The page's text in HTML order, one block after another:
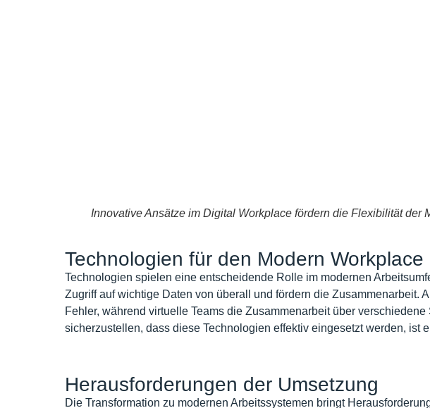
Innovative Ansätze im Digital Workplace fördern die Flexibilität der
Technologien für den Modern Workplace
Technologien spielen eine entscheidende Rolle im modernen
Zugriff auf wichtige Daten von überall und fördern die Zusammenarbeit.
Fehler, während virtuelle Teams die Zusammenarbeit über
sicherzustellen, dass diese Technologien effektiv eingesetzt werden, ist
Herausforderungen der Umsetzung
Die Transformation zu modernen Arbeitssystemen bringt